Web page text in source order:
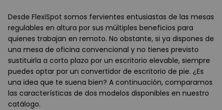
Desde FlexiSpot somos fervientes entusiastas de las mesas
regulables en altura por sus múltiples beneficios para
quienes trabajan en remoto. No obstante, si ya dispones de
una mesa de oficina convencional y no tienes previsto
sustituirla a corto plazo por un escritorio elevable, siempre
puedes optar por un convertidor de escritorio de pie. ¿Es
una idea que te suena bien? A continuación, comparamos
las características de dos modelos disponibles en nuestro
catálogo.